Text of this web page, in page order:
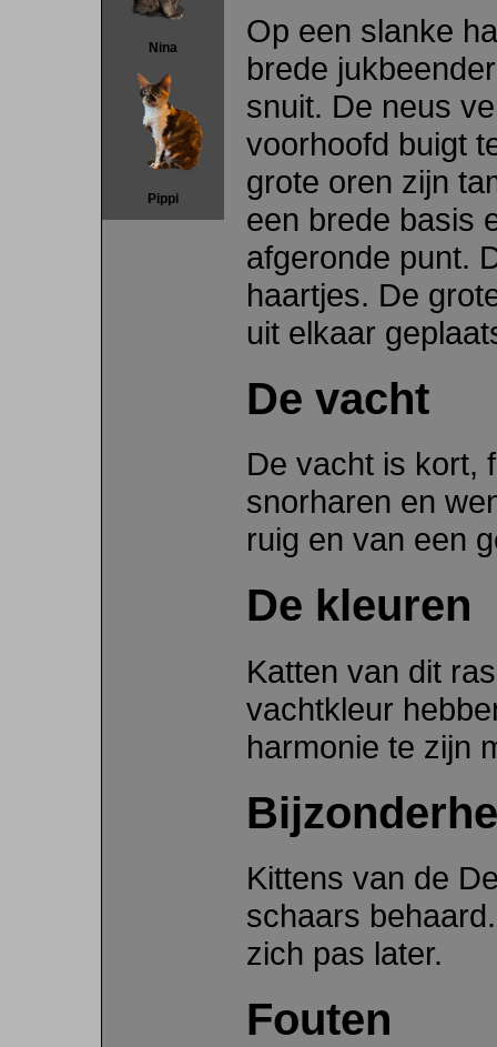
Nina
Pippi
Op een slanke
brede
snuit. De neus
voorhoofd buigt
grote oren zijn
een brede basis
afgeronde punt.
haartjes. De
uit elkaar
De vacht
De vacht is kort,
snorharen en
ruig en van een
De kleuren
Katten van dit
vachtkleur
harmonie te zijn
Kittens van de
schaars
zich pas later.
Fouten